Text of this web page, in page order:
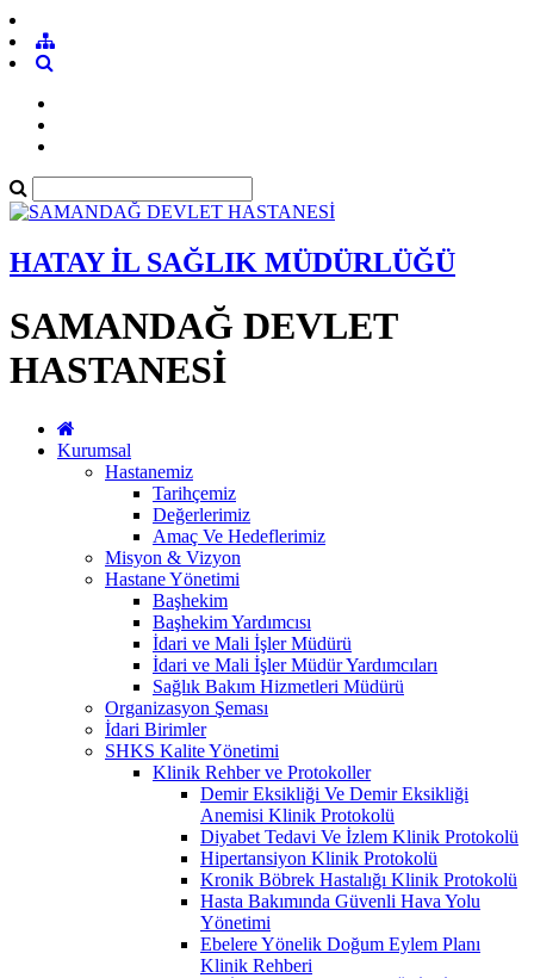
HATAY İL SAĞLIK MÜDÜRLÜĞÜ
SAMANDAĞ DEVLET
HASTANESİ
Kurumsal
Hastanemiz
Tarihçemiz
Değerlerimiz
Amaç Ve Hedeflerimiz
Misyon & Vizyon
Hastane Yönetimi
Başhekim
Başhekim Yardımcısı
İdari ve Mali İşler Müdürü
İdari ve Mali İşler Müdür Yardımcıları
Sağlık Bakım Hizmetleri Müdürü
Organizasyon Şeması
İdari Birimler
SHKS Kalite Yönetimi
Klinik Rehber ve Protokoller
Demir Eksikliği Ve Demir Eksikliği
Anemisi Klinik Protokolü
Diyabet Tedavi Ve İzlem Klinik Protokolü
Hipertansiyon Klinik Protokolü
Kronik Böbrek Hastalığı Klinik Protokolü
Hasta Bakımında Güvenli Hava Yolu
Yönetimi
Ebelere Yönelik Doğum Eylem Planı
Klinik Rehberi